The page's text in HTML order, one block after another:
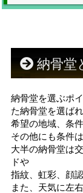
納骨堂
納骨堂を選ぶポ
た納骨堂を選ば
希望の地域、条
その他にも条件
大半の納骨堂は
ドや
指紋、虹彩、顔
また、天気に左